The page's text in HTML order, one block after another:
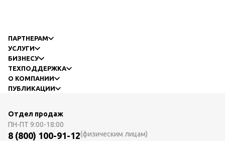
ПАРТНЕРАМ
УСЛУГИ
БИЗНЕСУ
ТЕХПОДДЕРЖКА
О КОМПАНИИ
ПУБЛИКАЦИИ
Отдел продаж
ПН-ПТ 9:00-18:00
8 (800) 100-91-12(физическим лицам)